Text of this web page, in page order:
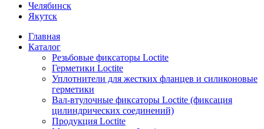
Челябинск
Якутск
Главная
Каталог
Резьбовые фиксаторы Loctite
Герметики Loctite
Уплотнители для жестких фланцев и силиконовые
герметики
Вал-втулочные фиксаторы Loctite (фиксация
цилиндрических соединений)
Продукция Loctite